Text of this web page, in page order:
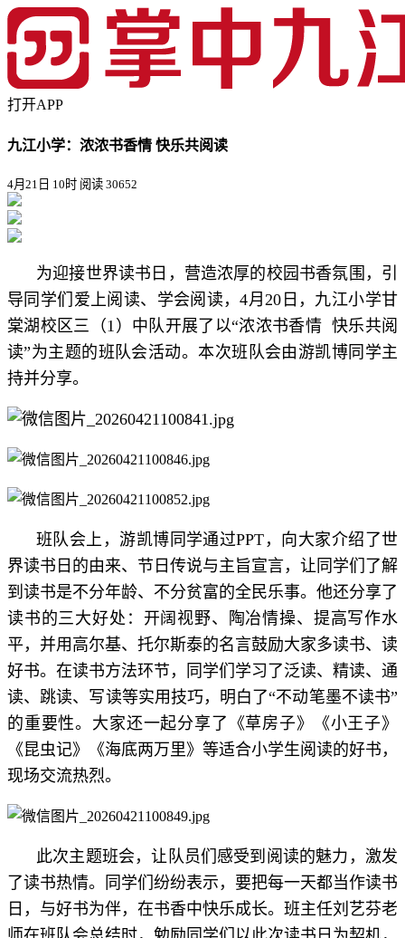
打开APP
九江小学：浓浓书香情 快乐共阅读
4月21日 10时 阅读 30652
为迎接世界读书日，营造浓厚的校园书香氛围，引
导同学们爱上阅读、学会阅读，4月20日，九江小学甘
棠湖校区三（1）中队开展了以“浓浓书香情 快乐共阅
读”为主题的班队会活动。本次班队会由游凯博同学主
持并分享。
班队会上，游凯博同学通过PPT，向大家介绍了世
界读书日的由来、节日传说与主旨宣言，让同学们了解
到读书是不分年龄、不分贫富的全民乐事。他还分享了
读书的三大好处：开阔视野、陶冶情操、提高写作水
平，并用高尔基、托尔斯泰的名言鼓励大家多读书、读
好书。在读书方法环节，同学们学习了泛读、精读、通
读、跳读、写读等实用技巧，明白了“不动笔墨不读书”
的重要性。大家还一起分享了《草房子》《小王子》
《昆虫记》《海底两万里》等适合小学生阅读的好书，
现场交流热烈。
此次主题班会，让队员们感受到阅读的魅力，激发
了读书热情。同学们纷纷表示，要把每一天都当作读书
日，与好书为伴，在书香中快乐成长。班主任刘艺芬老